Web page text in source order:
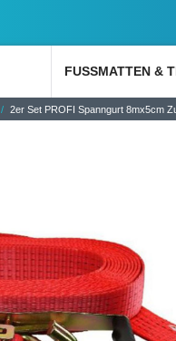
FUSSMATTEN &
2er Set PROFI Spanngurt 8mx5cm